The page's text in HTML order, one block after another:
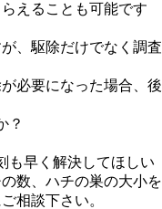
えることも可能です
、駆除だけでなく調査
必要になった場合、後
？
も早く解決してほしい
数、ハチの巣の大小を
相談下さい。